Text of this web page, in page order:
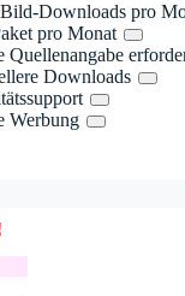
Downloads pro
pro Monat
Quellenangabe
Downloads
Werbung